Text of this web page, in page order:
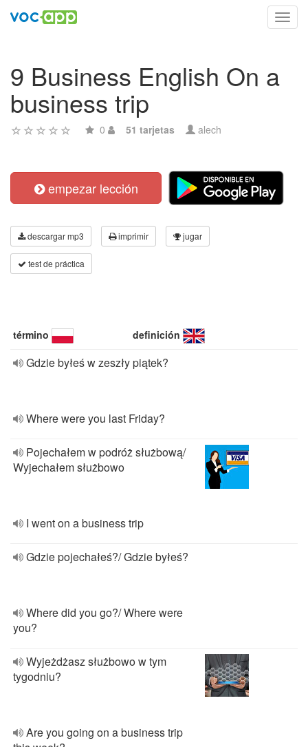
9 Business English On a
business trip
0 51 tarjetas alech
empezar lección
descargar mp3 imprimir jugar
test de práctica
término definición
Gdzie byłeś w zeszły piątek?
Where were you last Friday?
Pojechałem w podróż służbową/
Wyjechałem służbowo
I went on a business trip
Gdzie pojechałeś?/ Gdzie byłeś?
Where did you go?/ Where were
you?
Wyjeżdżasz służbowo w tym
tygodniu?
Are you going on a business trip